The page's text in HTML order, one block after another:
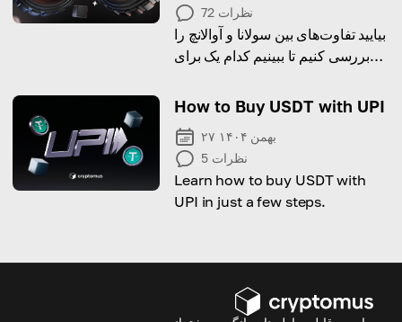
72 نظرات
بیایید تفاوت‌های بین سولانا و آوالانچ را
بررسی کنیم تا ببینیم کدام یک برای
How to Buy USDT with UPI
۲۷ بهمن ۱۴۰۴
5 نظرات
Learn how to buy USDT with
UPI in just a few steps.